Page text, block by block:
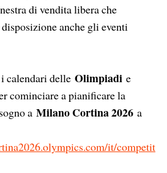
di vendita libera che
anche gli eventi
calendari delle Olimpiadi e
cominciare a pianificare la
a Milano Cortina 2026 a
it/competit